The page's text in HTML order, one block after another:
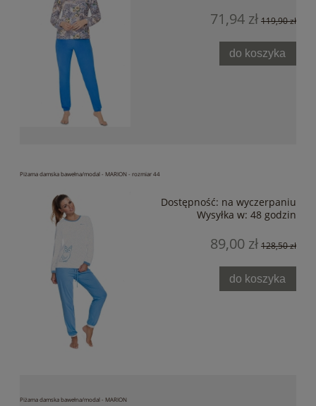
71,94 zł 119,90 zł
do koszyka
Piżama damska bawełna/modal - MARION - rozmiar 44
Dostępność: na wyczerpaniu
Wysyłka w: 48 godzin
89,00 zł 128,50 zł
do koszyka
Piżama damska bawełna/modal - MARION